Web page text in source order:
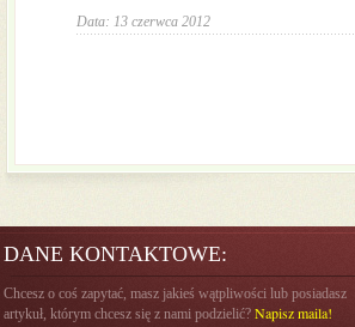
Data: 13 czerwca 2012
DANE KONTAKTOWE:
Chcesz o coś zapytać, masz jakieś wątpliwości lub posiadasz
artykuł, którym chcesz się z nami podzielić? Napisz maila!